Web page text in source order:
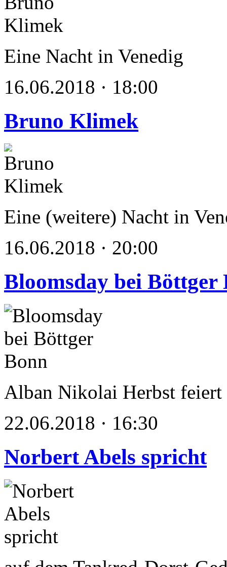
Eine Nacht in Venedig
16.06.2018 · 18:00
Bruno Klimek
Eine (weitere) Nacht in
16.06.2018 · 20:00
Bloomsday bei Böttger
Alban Nikolai Herbst feiert
22.06.2018 · 16:30
Norbert Abels spricht